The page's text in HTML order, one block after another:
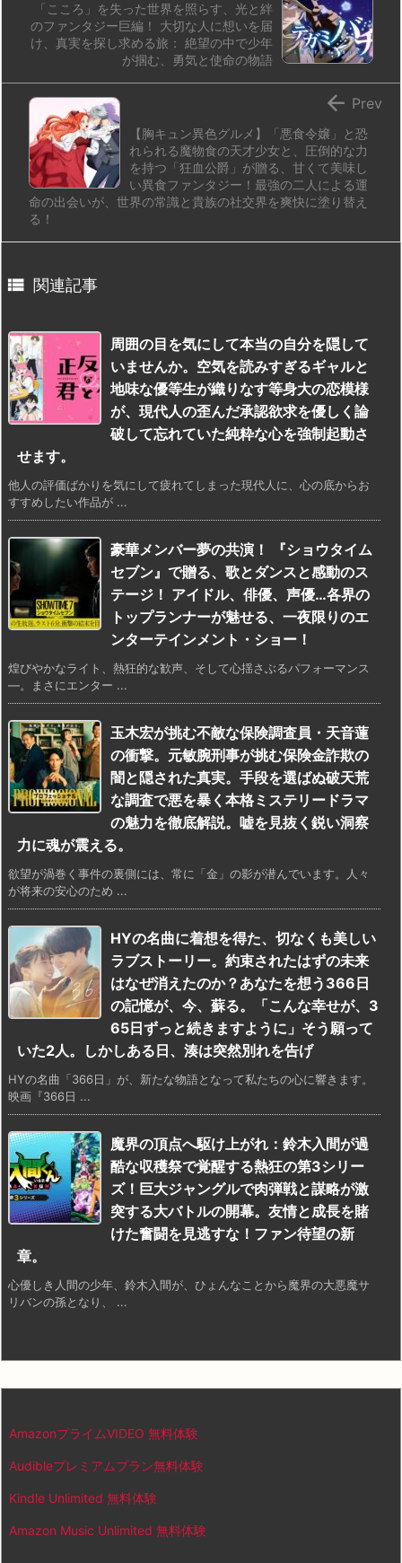
「こころ」を失った世界を照らす、光と絆
のファンタジー巨編！ 大切な人に想いを届
け、真実を探し求める旅： 絶望の中で少年
が掴む、勇気と使命の物語
【胸キュン異色グルメ】「悪食令嬢」と恐
れられる魔物食の天才少女と、圧倒的な力
を持つ「狂血公爵」が贈る、甘くて美味し
い異食ファンタジー！最強の二人による運
命の出会いが、世界の常識と貴族の社交界を爽快に塗り替え
る！
 Prev
 関連記事
周囲の目を気にして本当の自分を隠して
いませんか。空気を読みすぎるギャルと
地味な優等生が織りなす等身大の恋模様
が、現代人の歪んだ承認欲求を優しく論
破して忘れていた純粋な心を強制起動さ
せます。
他人の評価ばかりを気にして疲れてしまった現代人に、心の底からお
すすめしたい作品が ...
豪華メンバー夢の共演！ 『ショウタイム
セブン』で贈る、歌とダンスと感動のス
テージ！ アイドル、俳優、声優…各界の
トップランナーが魅せる、一夜限りのエ
ンターテインメント・ショー！
煌びやかなライト、熱狂的な歓声、そして心揺さぶるパフォーマンス
—。まさにエンター ...
玉木宏が挑む不敵な保険調査員・天音蓮
の衝撃。元敏腕刑事が挑む保険金詐欺の
闇と隠された真実。手段を選ばぬ破天荒
な調査で悪を暴く本格ミステリードラマ
の魅力を徹底解説。嘘を見抜く鋭い洞察
力に魂が震える。
欲望が渦巻く事件の裏側には、常に「金」の影が潜んでいます。人々
が将来の安心のため ...
HYの名曲に着想を得た、切なくも美しい
ラブストーリー。約束されたはずの未来
はなぜ消えたのか？あなたを想う366日
の記憶が、今、蘇る。「こんな幸せが、3
65日ずっと続きますように」そう願って
いた2人。しかしある日、湊は突然別れを告げ
HYの名曲「366日」が、新たな物語となって私たちの心に響きます。
映画『366日 ...
魔界の頂点へ駆け上がれ：鈴木入間が過
酷な収穫祭で覚醒する熱狂の第3シリー
ズ！巨大ジャングルで肉弾戦と謀略が激
突する大バトルの開幕。友情と成長を賭
けた奮闘を見逃すな！ファン待望の新
章。
心優しき人間の少年、鈴木入間が、ひょんなことから魔界の大悪魔サ
リバンの孫となり、 ...
AmazonプライムVIDEO 無料体験
Audibleプレミアムプラン無料体験
Kindle Unlimited 無料体験
Amazon Music Unlimited 無料体験